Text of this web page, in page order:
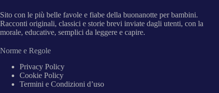
Sito con le più belle favole e fiabe della buonanotte per bambini.
Racconti originali, classici e storie brevi inviate dagli utenti, con la
morale, educative, semplici da leggere e capire.
Norme e Regole
Privacy Policy
Cookie Policy
Termini e Condizioni d’uso